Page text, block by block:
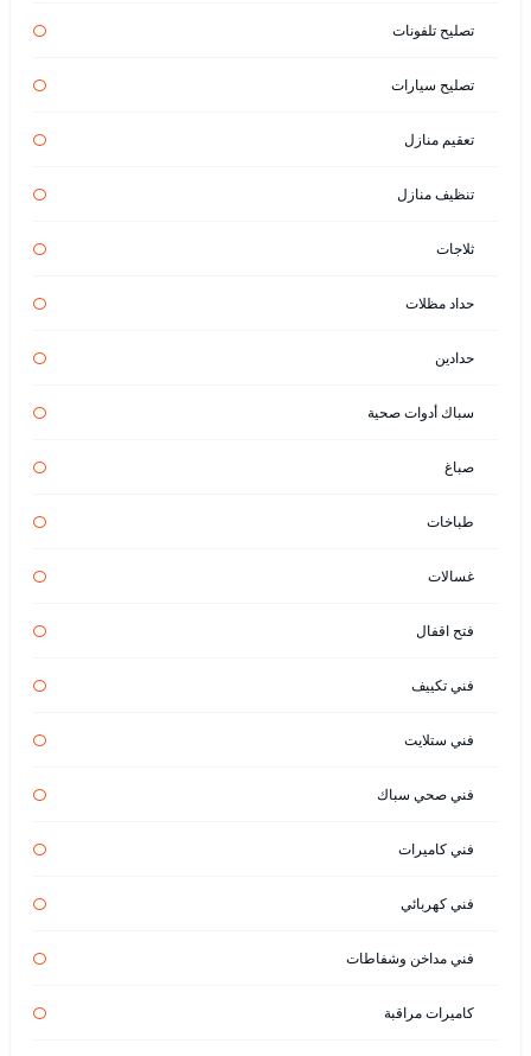
تصليح تلفونات
تصليح سيارات
تعقيم منازل
تنظيف منازل
ثلاجات
حداد مظلات
حدادين
سباك أدوات صحية
صباغ
طباخات
غسالات
فتح اقفال
فني تكييف
فني ستلايت
فني صحي سباك
فني كاميرات
فني كهربائي
فني مداخن وشفاطات
كاميرات مراقبة